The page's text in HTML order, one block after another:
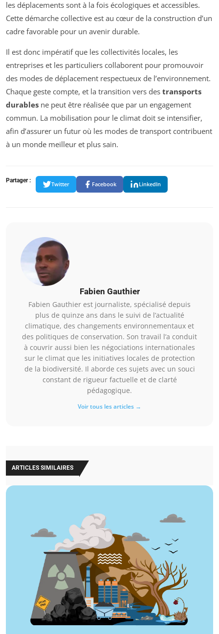
les déplacements sont à la fois écologiques et accessibles.
Cette démarche collective est au cœur de la construction d’un
cadre favorable pour un avenir durable.
Il est donc impératif que les collectivités locales, les
entreprises et les particuliers collaborent pour promouvoir
des modes de déplacement respectueux de l’environnement.
Chaque geste compte, et la transition vers des transports
durables ne peut être réalisée que par un engagement
commun. La mobilisation pour le climat doit se intensifier,
afin d’assurer un futur où les modes de transport contribuent
à un monde meilleur et plus sain.
Partager :
Twitter Facebook LinkedIn
Fabien Gauthier
Fabien Gauthier est journaliste, spécialisé depuis
plus de quinze ans dans le suivi de l’actualité
climatique, des changements environnementaux et
des politiques de conservation. Son travail l’a conduit
à couvrir aussi bien les négociations internationales
sur le climat que les initiatives locales de protection
de la biodiversité. Il aborde ces sujets avec un souci
constant de rigueur factuelle et de clarté
pédagogique.
Voir tous les articles →
ARTICLES SIMILAIRES